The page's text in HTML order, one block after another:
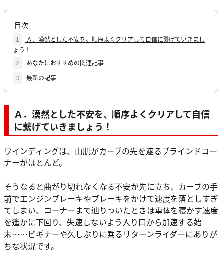
目次
1
Ａ．漠然とした不安を、順序よくクリアして自信に繋げていきまし
ょう！
2
あなたにおすすめの関連記事
3
最新の記事
Ａ．漠然とした不安を、順序よくクリアして自信
に繋げていきましょう！
ワインディングは、山肌がカーブの先を遮るブラインドコー
ナーがほとんど。
そうなると曲がり切れなくなる不安が先に立ち、カーブの手
前でエンジンブレーキやブレーキをかけて速度を落としすぎ
てしまい、コーナーまで辿りついたときは車体を寝かす速度
を遙かに下回り、失速しないよう入り口から加速する始
末……ビギナーや久しぶりに乗るリターンライダーにありが
ちな状況です。